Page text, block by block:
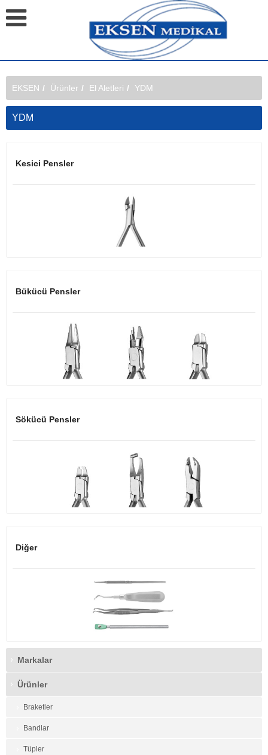
EKSEN Ürünler El Aletleri YDM
YDM
Kesici Pensler
Bükücü Pensler
Sökücü Pensler
Diğer
Markalar
Ürünler
Braketler
Bandlar
Tüpler